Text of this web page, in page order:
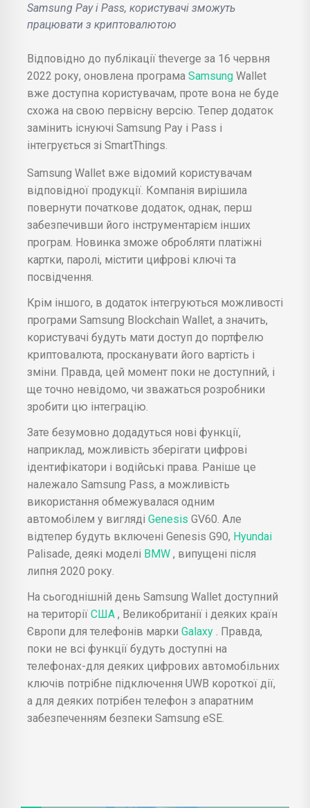
Samsung Pay і Pass, користувачі зможуть
працювати з криптовалютою
Відповідно до публікації theverge за 16 червня
2022 року, оновлена програма Samsung Wallet
вже доступна користувачам, проте вона не буде
схожа на свою первісну версію. Тепер додаток
замінить існуючі Samsung Pay і Pass і
інтегрується зі SmartThings.
Samsung Wallet вже відомий користувачам
відповідної продукції. Компанія вирішила
повернути початкове додаток, однак, перш
забезпечивши його інструментарієм інших
програм. Новинка зможе обробляти платіжні
картки, паролі, містити цифрові ключі та
посвідчення.
Крім іншого, в додаток інтегруються можливості
програми Samsung Blockchain Wallet, а значить,
користувачі будуть мати доступ до портфелю
криптовалюта, просканувати його вартість і
зміни. Правда, цей момент поки не доступний, і
ще точно невідомо, чи зважаться розробники
зробити цю інтеграцію.
Зате безумовно додадуться нові функції,
наприклад, можливість зберігати цифрові
ідентифікатори і водійські права. Раніше це
належало Samsung Pass, а можливість
використання обмежувалася одним
автомобілем у вигляді Genesis GV60. Але
відтепер будуть включені Genesis G90, Hyundai
Palisade, деякі моделі BMW , випущені після
липня 2020 року.
На сьогоднішній день Samsung Wallet доступний
на території США , Великобританії і деяких країн
Європи для телефонів марки Galaxy
. Правда,
поки не всі функції будуть доступні на
телефонах-для деяких цифрових автомобільних
ключів потрібне підключення UWB короткої дії,
а для деяких потрібен телефон з апаратним
забезпеченням безпеки Samsung eSE.